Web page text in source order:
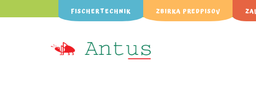
FISCHERTECHNIK ZBIRKA PREDPISOV